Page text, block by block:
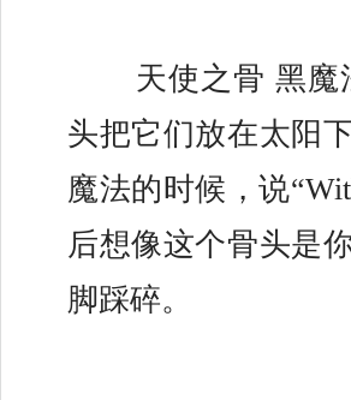
头把它们放在太阳
魔法的时候，说
后想像这个骨头是
脚踩碎。